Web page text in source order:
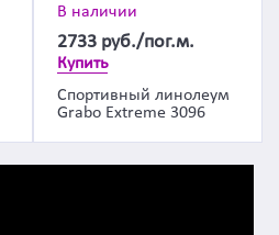
В наличии
2733 руб./пог.м.
Купить
Спортивный линолеум
Grabo Extreme 3096